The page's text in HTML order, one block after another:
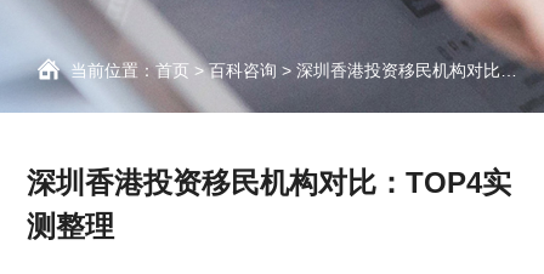
当前位置：首页 >百科咨询 >深圳香港投资移民机构对比：
TOP4实测整理
深圳香港投资移民机构对比：TOP4实
测整理